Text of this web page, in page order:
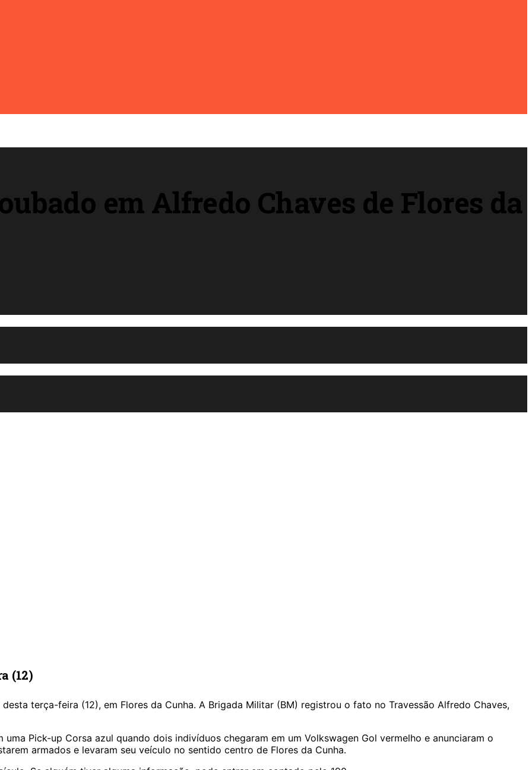
em Alfredo Chaves de Flores da
(12)
terça-feira (12), em Flores da Cunha. A Brigada Militar (BM) registrou o fato no Travessão Alfredo Chaves,
Pick-up Corsa azul quando dois indivíduos chegaram em um Volkswagen Gol vermelho e anunciaram o
armados e levaram seu veículo no sentido centro de Flores da Cunha.